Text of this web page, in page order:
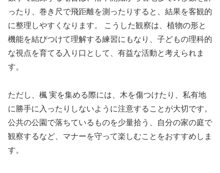
ったり、巻き尺で飛距離を測ったりすると、結果を客観的
に整理しやすくなります。 こうした観察は、植物の形と
機能を結びつけて理解する練習にもなり、子どもの理科的
な視点を育てる入り口として、有益な活動と考えられま
す。
ただし、楓 実を集める際には、木を傷つけたり、私有地
に勝手に入ったりしないように注意することが大切です。
公共の公園で落ちているものを少量拾う、自分の家の庭で
観察するなど、マナーを守って楽しむことをおすすめしま
す。